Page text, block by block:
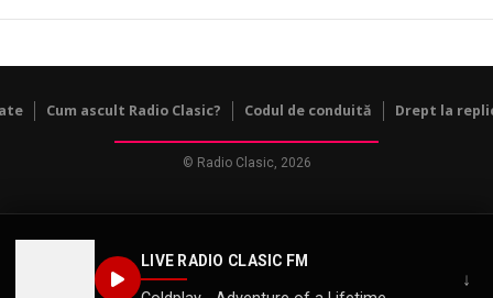
LIVE RADIO CLASIC FM
↓
Cum ascult Radio Clasic? Codul de conduită Drept la
© Radio Clasic, 2026